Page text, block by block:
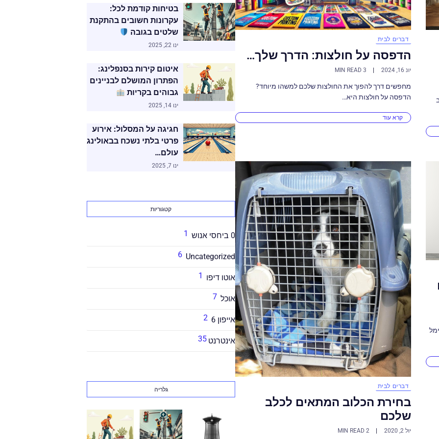
דברים לבית
הדפסה על חולצות: הדרך שלך…
יונ 16, 2024 3 MIN READ
מחפשים דרך להפוך את החולצות שלכם למשהו מיוחד?
הדפסה על חולצות היא…
קרא עוד
דברים לבית
בחירת הכלוב המתאים לכלב
שלכם
יול 2, 2020 2 MIN READ
בטיחות קודמת לכל:
עקרונות חשובים בהתקנת
שלטים בגובה
ינו 22, 2025
איטום קירות בסנפלינג:
הפתרון המושלם לבניינים
גבוהים בקריות
ינו 14, 2025
חגיגה על המסלול: אירוע
פרטי בלתי נשכח בבאולינג
עולם…
ינו 7, 2025
קטגוריות
0 ביחסי אנוש 1
Uncategorized
6
אוטו דיפו 1
אוכל 7
אייפון 6 2
אינטרנט 35
גלריה